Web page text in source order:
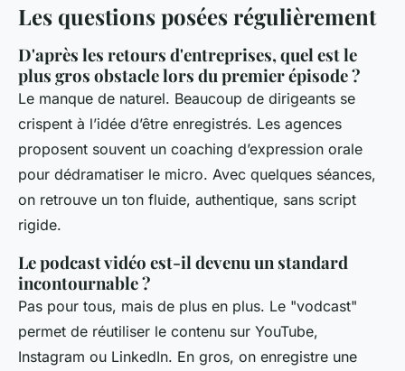
Les questions posées régulièrement
D'après les retours d'entreprises, quel est le
plus gros obstacle lors du premier épisode ?
Le manque de naturel. Beaucoup de dirigeants se
crispent à l’idée d’être enregistrés. Les agences
proposent souvent un coaching d’expression orale
pour dédramatiser le micro. Avec quelques séances,
on retrouve un ton fluide, authentique, sans script
rigide.
Le podcast vidéo est-il devenu un standard
incontournable ?
Pas pour tous, mais de plus en plus. Le "vodcast"
permet de réutiliser le contenu sur YouTube,
Instagram ou LinkedIn. En gros, on enregistre une